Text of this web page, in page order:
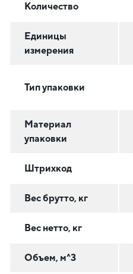
Количество
Единицы
измерения
Тип упаковки
Материал
упаковки
Штрихкод
Вес брутто, кг
Вес нетто, кг
Объем, м^3